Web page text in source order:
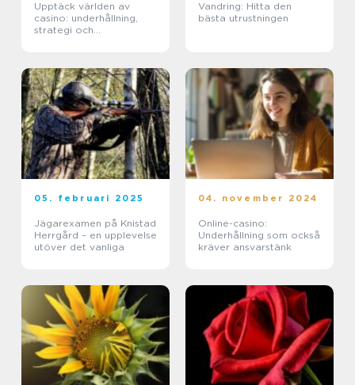
Upptäck världen av
casino: underhållning,
strategi och
Vandring: Hitta den
bästa utrustningen
05. februari 2025
Jägarexamen på Knistad
Herrgård – en upplevelse
utöver det vanliga
04. november 2024
Online-casino:
Underhållning som också
kräver ansvarstänk